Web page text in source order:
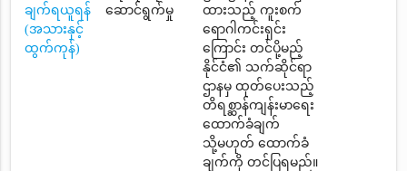
ချက်ရယူရန်
(အသားနှင့်
ထွက်ကုန်)
ဆောင်ရွက်မှု
ထားသည့် ကူးစက်
ရောဂါကင်းရှင်း
ကြောင်း တင်ပို့မည့်
နိုင်ငံ၏ သက်ဆိုင်ရာ
ဌာနမှ ထုတ်ပေးသည့်
တိရစ္ဆာန်ကျန်းမာရေး
ထောက်ခံချက်
သို့မဟုတ် ထောက်ခံ
ချက်ကို တင်ပြရမည်။